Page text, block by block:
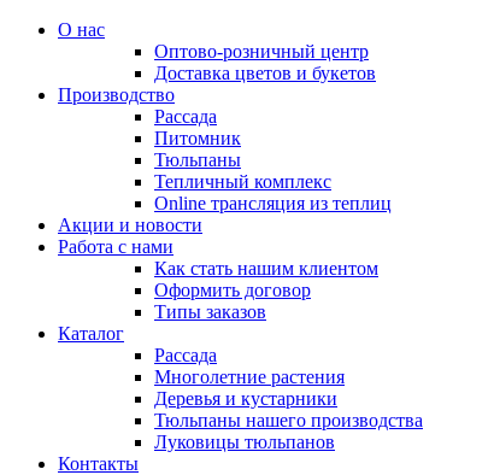
О нас
Оптово-розничный центр
Доставка цветов и букетов
Производство
Рассада
Питомник
Тюльпаны
Тепличный комплекс
Online трансляция из теплиц
Акции и новости
Работа с нами
Как стать нашим клиентом
Оформить договор
Типы заказов
Каталог
Рассада
Многолетние растения
Деревья и кустарники
Тюльпаны нашего производства
Луковицы тюльпанов
Контакты